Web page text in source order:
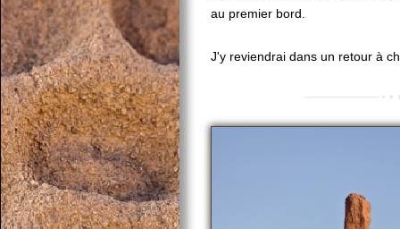
au premier bord.
J'y reviendrai dans un retour à